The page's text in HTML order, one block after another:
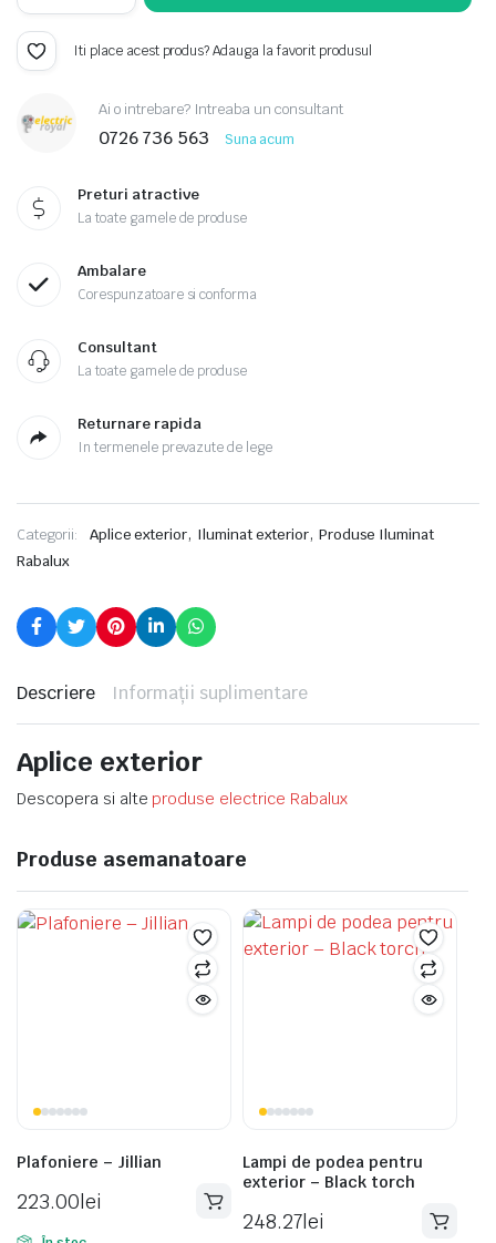
quantity
Iti place acest produs? Adauga la favorit produsul
Ai o intrebare? Intreaba un consultant
0726 736 563 Suna acum
Preturi atractive
La toate gamele de produse
Ambalare
Corespunzatoare si conforma
Consultant
La toate gamele de produse
Returnare rapida
In termenele prevazute de lege
Categorii: Aplice exterior, Iluminat exterior, Produse Iluminat
Rabalux
Descriere Informații suplimentare
Aplice exterior
Descopera si alte produse electrice Rabalux
Produse asemanatoare
Plafoniere – Jillian
223.00lei
Lampi de podea pentru
exterior – Black torch
248.27lei